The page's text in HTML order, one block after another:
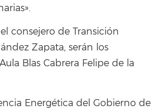
consejero de Transición
Zapata, serán los
Blas Cabrera Felipe de la
Energética del Gobierno de